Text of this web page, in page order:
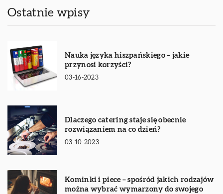
Ostatnie wpisy
Nauka języka hiszpańskiego – jakie
przynosi korzyści?
03-16-2023
Dlaczego catering staje się obecnie
rozwiązaniem na co dzień?
03-10-2023
Kominki i piece – spośród jakich rodzajów
można wybrać wymarzony do swojego